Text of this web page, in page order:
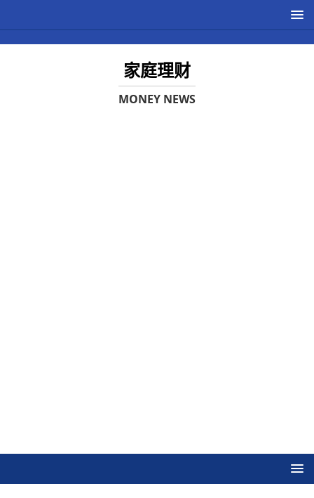
家庭理财
MONEY NEWS